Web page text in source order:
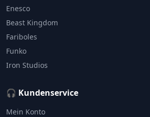
Enesco
Beast Kingdom
Fariboles
Funko
Iron Studios
🎧 Kundenservice
Mein Konto